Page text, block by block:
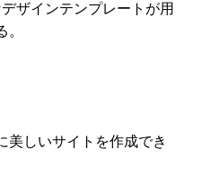
ザインテンプレートが用
美しいサイトを作成でき